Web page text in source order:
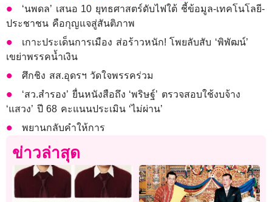
‘นพดล’ เสนอ 10 ยุทธศาสตร์ดับไฟใต้ ชี้ข้อมูล-เทคโนโลยี-
ประชาชน คือกุญแจสู่สันติภาพ
เกาะประเด็นการเมือง ส่อร้าวหนัก! โพยลับสับ ‘พิพัฒน์’
เขย่าพรรคน้ำเงิน
ศึกชิง สส.อุดรฯ วัดใจพรรคร่วม
‘สว.สำรอง’ ยื่นหนังสือถึง ‘พริษฐ์’ ตรวจสอบใช้งบจ้าง
‘แสวง’ ปี 68 คะแนนประเมิน ‘ไม่ผ่าน’
พยานกลับคำให้การ
ข่าวล่าสุด